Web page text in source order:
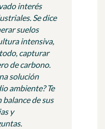
interés
Se dice
suelos
intensiva,
capturar
de carbono.
solución
ambiente? Te
de sus
y